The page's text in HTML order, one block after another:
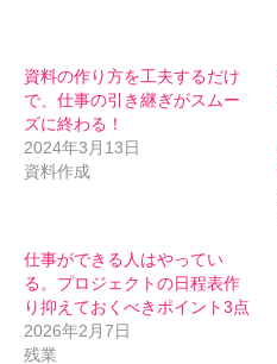
資料の作り方を工夫するだけ
で、仕事の引き継ぎがスムー
ズに終わる！
2024年3月13日
資料作成
仕事ができる人はやってい
る。プロジェクトの日程表作
り抑えておくべきポイント3点
2026年2月7日
残業